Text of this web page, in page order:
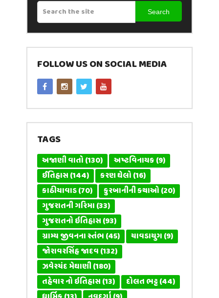
Search
FOLLOW US ON SOCIAL MEDIA
TAGS
અજાણી વાતો(130) અષ્ટવિનાયક(9)
ઈતિહાસ(144) કરણ ઘેલો(16)
કાઠીયાવાડ(70) કુરબાનીની કથાઓ(20)
ગુજરાતની ગરિમા(33)
ગુજરાતનો ઇતિહાસ(93)
ગ્રામ્ય જીવનના સ્તંભ(45) ચાવડાયુગ(9)
જોરાવરસિંહ જાદવ(132)
ઝવેરચંદ મેઘાણી(180)
તહેવાર નો ઇતિહાસ(13) દોલત ભટ્ટ(44)